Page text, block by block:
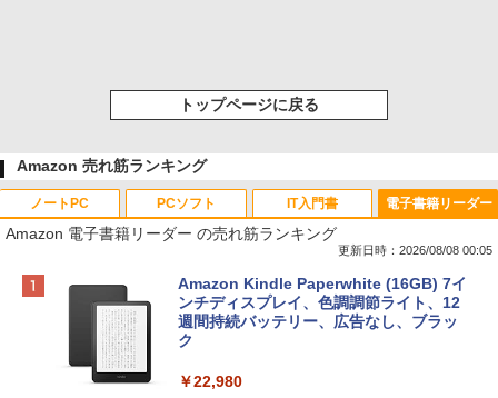
トップページに戻る
Amazon 売れ筋ランキング
ノートPC
Apple 2026 MacBook Neo A18 Proチッ
プ搭載13インチノートブック：AIとAppl
e Intelligence、Liquid Retinaディスプ
レイ、8GBメモリ、512GB SSD、1080p
ィゴ + 3年延長 AppleCare+ for 13インチ
PCソフト
Robloxギフトカード - 800 Robux 【限
定バーチャルアイテムを含む】 【オンラ
インゲームコード】 ロブロックス | オン
ラインコード版
￥1,300
IT入門書
生成AIパスポート公式テキスト 第４版
￥1,766
電子書籍リーダー
Amazon 電子書籍リーダー の売れ筋ランキング
更新日時：2026/08/08 00:05
Amazon Kindle Paperwhite (16GB) 7イ
ンチディスプレイ、色調調節ライト、12
週間持続バッテリー、広告なし、ブラッ
ク
￥22,980